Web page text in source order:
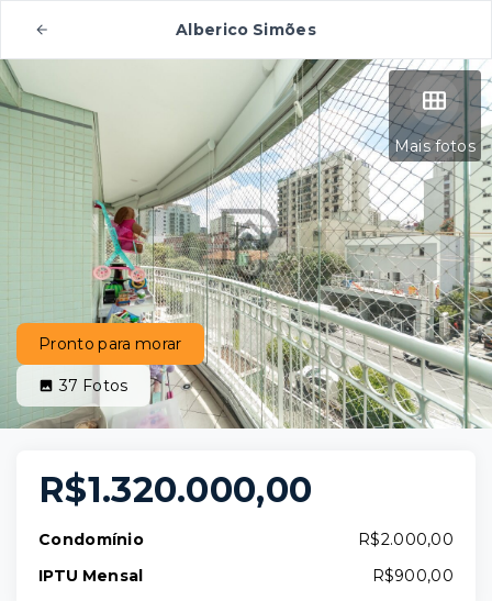
Alberico Simões
Mais fotos
Pronto para morar
37 Fotos
R$1.320.000,00
Condomínio
R$2.000,00
IPTU Mensal
R$900,00